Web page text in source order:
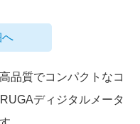
品質でコンパクトなコ
ディジタルメータ